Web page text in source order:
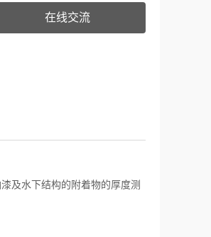
在线交流
及水下结构的附着物的厚度测